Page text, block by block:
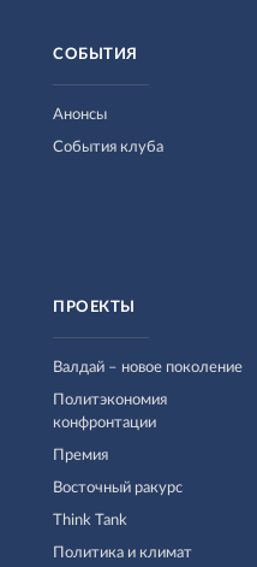
СОБЫТИЯ
Анонсы
События клуба
ПРОЕКТЫ
Валдай – новое поколение
Политэкономия
конфронтации
Премия
Восточный ракурс
Think Tank
Политика и климат